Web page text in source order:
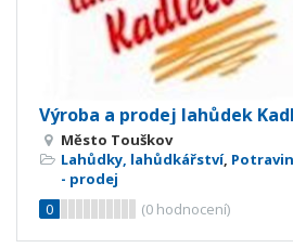
Výroba a prodej lahůdek
Město Touškov
Lahůdky, lahůdkářství,
- prodej
0
(0 hodnocení)